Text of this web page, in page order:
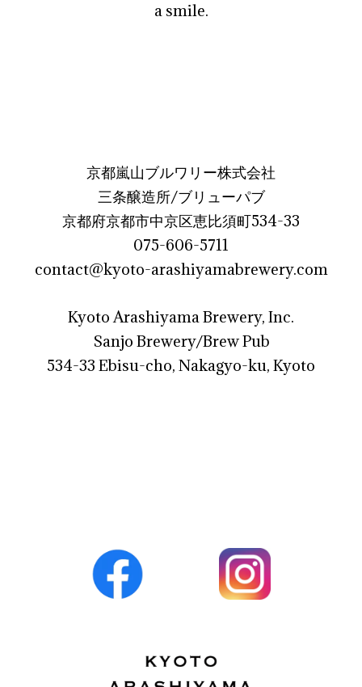
a smile.
京都嵐山ブルワリー株式会社
三条醸造所/ブリューパブ
京都府京都市中京区恵比須町534-33
075-606-5711
contact@kyoto-arashiyamabrewery.com
Kyoto Arashiyama Brewery, Inc.
Sanjo Brewery/Brew Pub
534-33 Ebisu-cho, Nakagyo-ku, Kyoto